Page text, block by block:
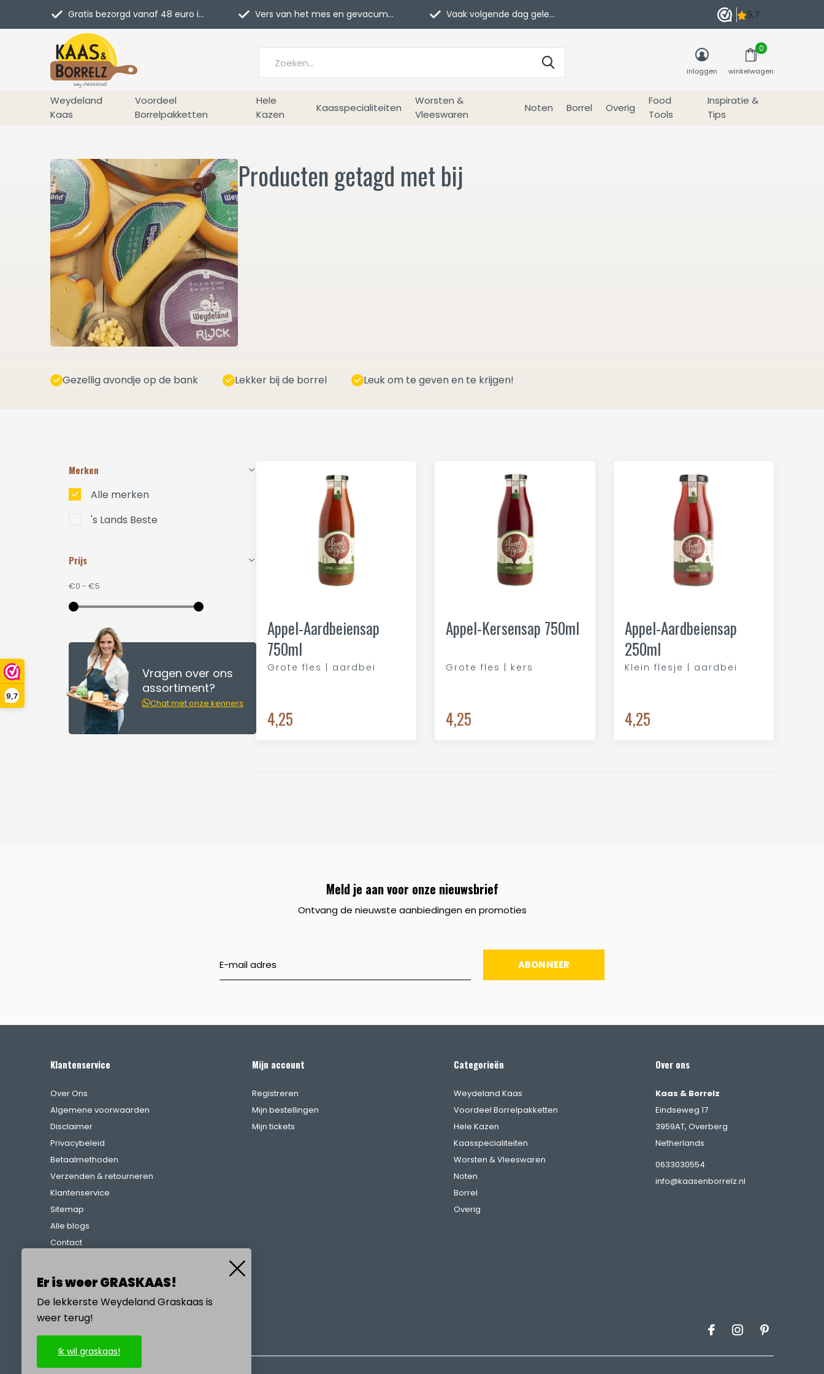
9,7
Weydeland
Kaas
Voordeel
Borrelpakketten
Hele
Kazen
Kaasspecialiteiten
Worsten &
Vleeswaren
Noten Borrel Overig
Food
Tools
Inspiratie &
Tips
inloggen winkelwagen
0
Gratis bezorgd vanaf 48 euro in NL Vers van het mes en gevacumeerd Vaak volgende dag geleverd
Producten getagd met bij
Gezellig avondje op de bank Lekker bij de borrel Leuk om te geven en te krijgen!
Appel-Aardbeiensap
750ml
Grote fles | aardbei
4,25
Appel-Kersensap 750ml
Grote fles | kers
4,25
Appel-Aardbeiensap
250ml
Klein flesje | aardbei
4,25
Merken
Alle merken
's Lands Beste
Prijs
€0 - €5
Vragen over ons
assortiment?
Chat met onze kenners
Meld je aan voor onze nieuwsbrief
Ontvang de nieuwste aanbiedingen en promoties
ABONNEER
Klantenservice
Over Ons
Algemene voorwaarden
Disclaimer
Privacybeleid
Betaalmethoden
Verzenden & retourneren
Klantenservice
Sitemap
Alle blogs
Contact
Referenties
Mijn account
Registreren
Mijn bestellingen
Mijn tickets
Categorieën
Weydeland Kaas
Voordeel Borrelpakketten
Hele Kazen
Kaasspecialiteiten
Worsten & Vleeswaren
Noten
Borrel
Overig
Over ons
Kaas & Borrelz
Eindseweg 17
3959AT, Overberg
Netherlands
0633030554
info@kaasenborrelz.nl
Er is weer GRASKAAS!
De lekkerste Weydeland Graskaas is
weer terug!
Ik wil graskaas!